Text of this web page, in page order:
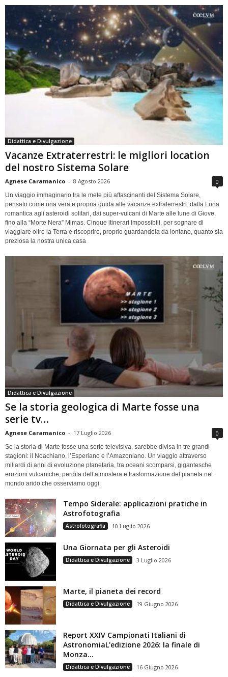
Didattica e Divulgazione
Vacanze Extraterrestri: le migliori location
del nostro Sistema Solare
Agnese Caramanico - 8 Agosto 2026 0
Un viaggio immaginario tra le mete più affascinanti del Sistema Solare,
pensato come una vera e propria guida alle vacanze extraterrestri: dalla Luna
romantica agli asteroidi solitari, dai super-vulcani di Marte alle lune di Giove,
fino alla “Morte Nera” Mimas. Cinque itinerari impossibili, per sognare di
viaggiare oltre la Terra e riscoprire, proprio guardandola da lontano, quanto sia
preziosa la nostra unica casa
Didattica e Divulgazione
Se la storia geologica di Marte fosse una
serie tv…
Agnese Caramanico - 17 Luglio 2026 0
Se la storia di Marte fosse una serie televisiva, sarebbe divisa in tre grandi
stagioni: il Noachiano, l’Esperiano e l’Amazoniano. Un viaggio attraverso
miliardi di anni di evoluzione planetaria, tra oceani scomparsi, gigantesche
eruzioni vulcaniche, perdita dell’atmosfera e trasformazione del pianeta nel
mondo arido che osserviamo oggi.
Tempo Siderale: applicazioni pratiche in
Astrofotografia
Astrofotografia 10 Luglio 2026
Una Giornata per gli Asteroidi
Didattica e Divulgazione 3 Luglio 2026
Marte, il pianeta dei record
Didattica e Divulgazione 19 Giugno 2026
Report XXIV Campionati Italiani di
AstronomiaL'edizione 2026: la finale di
Monza...
Didattica e Divulgazione
16 Giugno 2026